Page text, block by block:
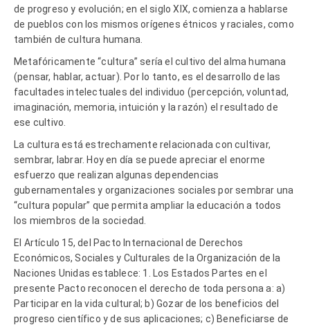
de progreso y evolución; en el siglo XIX, comienza a hablarse
de pueblos con los mismos orígenes étnicos y raciales, como
también de cultura humana.
Metafóricamente “cultura” sería el cultivo del alma humana
(pensar, hablar, actuar). Por lo tanto, es el desarrollo de las
facultades intelectuales del individuo (percepción, voluntad,
imaginación, memoria, intuición y la razón) el resultado de
ese cultivo.
La cultura está estrechamente relacionada con cultivar,
sembrar, labrar. Hoy en día se puede apreciar el enorme
esfuerzo que realizan algunas dependencias
gubernamentales y organizaciones sociales por sembrar una
“cultura popular” que permita ampliar la educación a todos
los miembros de la sociedad.
El Artículo 15, del Pacto Internacional de Derechos
Económicos, Sociales y Culturales de la Organización de la
Naciones Unidas establece: 1. Los Estados Partes en el
presente Pacto reconocen el derecho de toda persona a: a)
Participar en la vida cultural; b) Gozar de los beneficios del
progreso científico y de sus aplicaciones; c) Beneficiarse de